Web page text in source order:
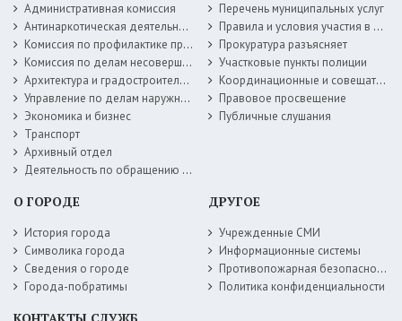
Административная комиссия
Антинаркотическая деятельность
Комиссия по профилактике правонарушений
Комиссия по делам несовершеннолетних
Архитектура и градостроительство
Управление по делам наружной рекламы
Экономика и бизнес
Транспорт
Архивный отдел
Деятельность по обращению с животными без владельцев
Перечень муниципальных услуг
Правила и условия участия в жилищных программах
Прокуратура разъясняет
Участковые пункты полиции
Координационные и совещательные органы
Правовое просвещение
Публичные слушания
О ГОРОДЕ
История города
Символика города
Сведения о городе
Города-побратимы
ДРУГОЕ
Учрежденные СМИ
Информационные системы
Противопожарная безопасность
Политика конфиденциальности